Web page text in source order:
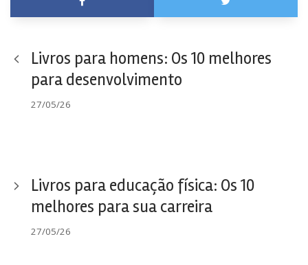
Livros para homens: Os 10 melhores
para desenvolvimento
27/05/26
Livros para educação física: Os 10
melhores para sua carreira
27/05/26